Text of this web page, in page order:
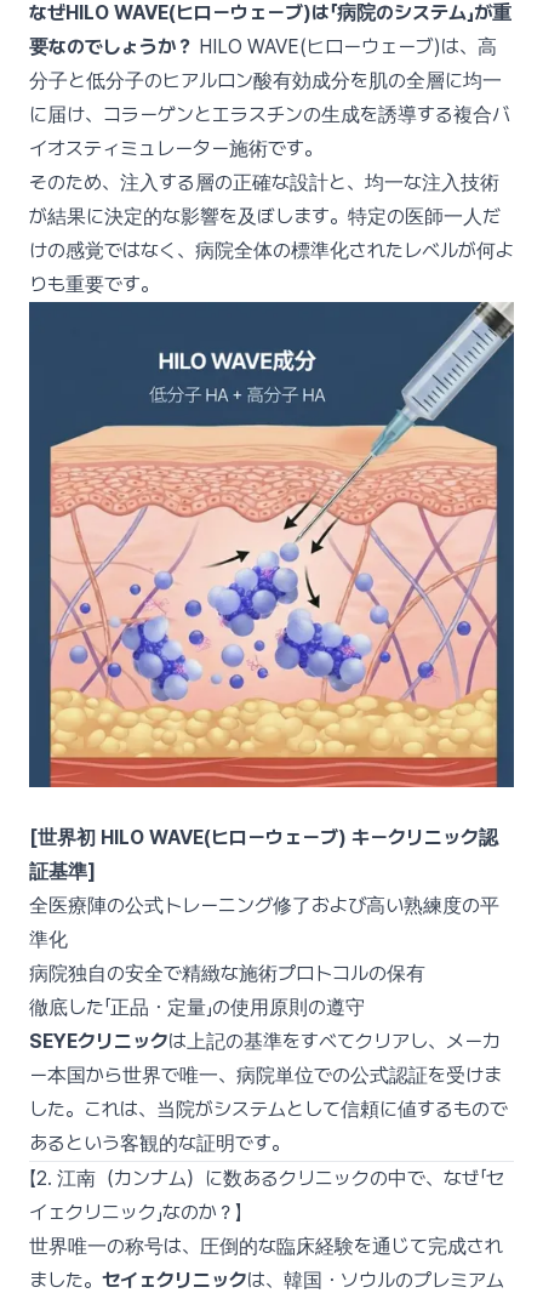
なぜHILO WAVE(ヒローウェーブ)は「病院のシステム」が重
要なのでしょうか？ HILO WAVE(ヒローウェーブ)は、高
分子と低分子のヒアルロン酸有効成分を肌の全層に均一
に届け、コラーゲンとエラスチンの生成を誘導する複合バ
イオスティミュレーター施術です。
そのため、注入する層の正確な設計と、均一な注入技術
が結果に決定的な影響を及ぼします。特定の医師一人だ
けの感覚ではなく、病院全体の標準化されたレベルが何よ
りも重要です。
[世界初 HILO WAVE(ヒローウェーブ) キークリニック認
証基準]
全医療陣の公式トレーニング修了および高い熟練度の平
準化
病院独自の安全で精緻な施術プロトコルの保有
徹底した「正品・定量」の使用原則の遵守
SEYEクリニックは上記の基準をすべてクリアし、メーカ
ー本国から世界で唯一、病院単位での公式認証を受けま
した。これは、当院がシステムとして信頼に値するもので
あるという客観的な証明です。
【2. 江南（カンナム）に数あるクリニックの中で、なぜ「セ
イェクリニック」なのか？】
世界唯一の称号は、圧倒的な臨床経験を通じて完成され
ました。 セイェクリニックは、韓国・ソウルのプレミアム